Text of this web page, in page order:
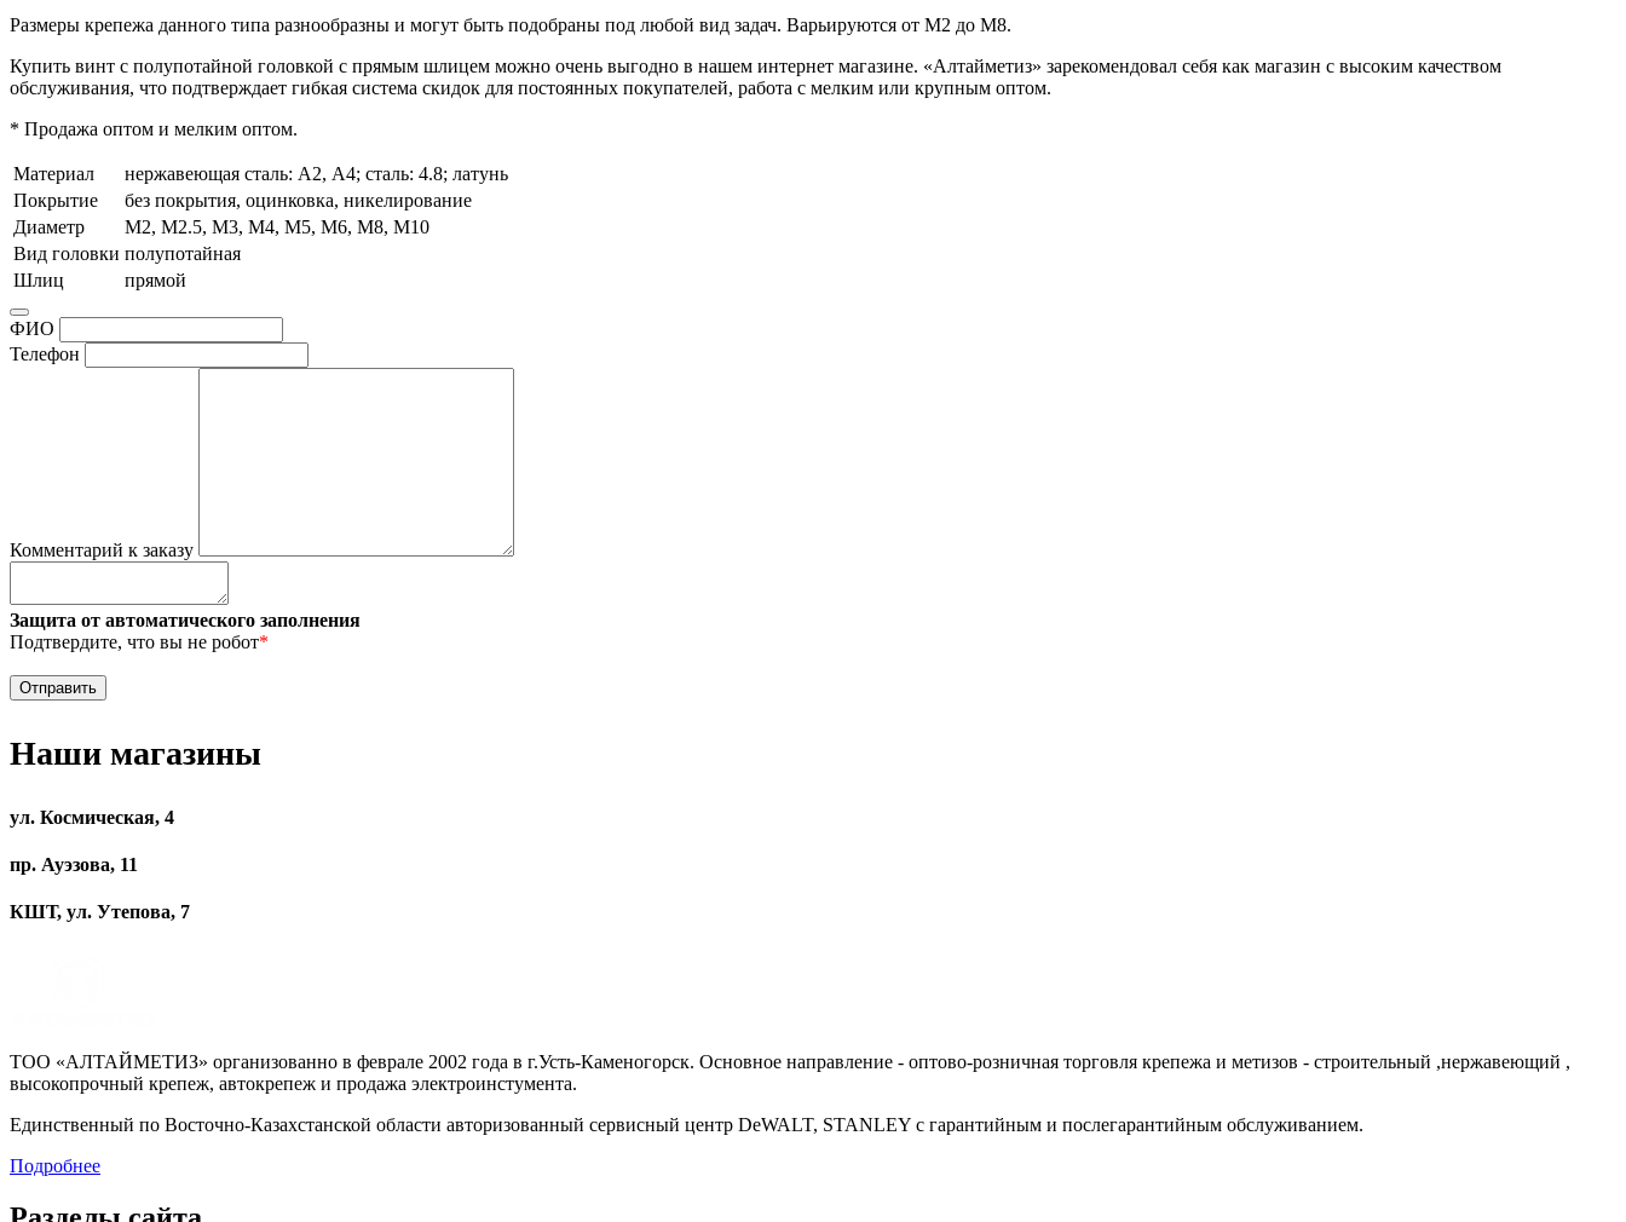
Размеры крепежа данного типа разнообразны и могут быть подобраны под любой вид задач. Варьируются от М2 до М8.
Купить винт с полупотайной головкой с прямым шлицем можно очень выгодно в нашем интернет магазине. «Алтайметиз» зарекомендовал себя как магазин с высоким качеством
обслуживания, что подтверждает гибкая система скидок для постоянных покупателей, работа с мелким или крупным оптом.
* Продажа оптом и мелким оптом.
Материал
нержавеющая сталь: А2, А4; сталь: 4.8; латунь
Покрытие
без покрытия, оцинковка, никелирование
Диаметр
М2, М2.5, М3, М4, М5, М6, М8, М10
Вид головки полупотайная
Шлиц
прямой
ФИО
Телефон
Комментарий к заказу
Защита от автоматического заполнения
Подтвердите, что вы не робот*
Наши магазины
ул. Космическая, 4
пр. Ауэзова, 11
КШТ, ул. Утепова, 7
ТОО «АЛТАЙМЕТИЗ» организованно в феврале 2002 года в г.Усть-Каменогорск. Основное направление - оптово-розничная торговля крепежа и метизов - строительный ,нержавеющий ,
высокопрочный крепеж, автокрепеж и продажа электроинстумента.
Единственный по Восточно-Казахстанской области авторизованный сервисный центр DeWALT, STANLEY с гарантийным и послегарантийным обслуживанием.
Подробнее